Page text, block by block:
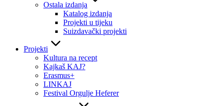
Ostala izdanja
Katalog izdanja
Projekti u tijeku
Suizdavački projekti
Projekti
Kultura na recept
Kajkaš KAJ?
Erasmus+
LINKAJ
Festival Orgulje Heferer